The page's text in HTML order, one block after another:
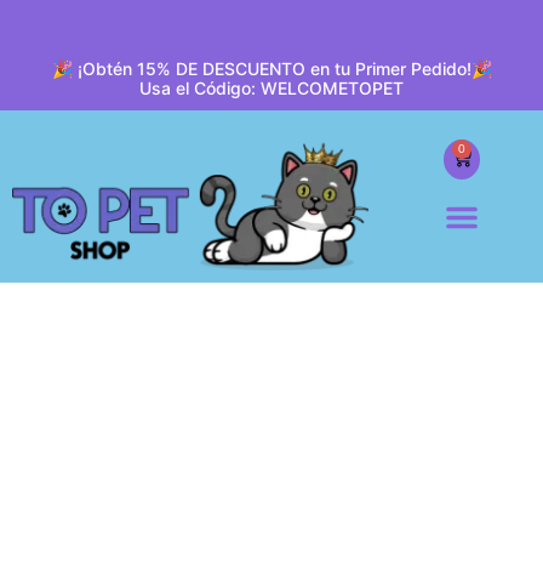
🎉 ¡Obtén 15% DE DESCUENTO en tu Primer Pedido!🎉
Usa el Código: WELCOMETOPET
0